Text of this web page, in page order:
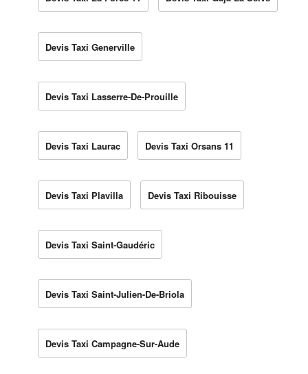
Devis Taxi Generville
Devis Taxi Lasserre-De-Prouille
Devis Taxi Laurac Devis Taxi Orsans 11
Devis Taxi Plavilla Devis Taxi Ribouisse
Devis Taxi Saint-Gaudéric
Devis Taxi Saint-Julien-De-Briola
Devis Taxi Campagne-Sur-Aude